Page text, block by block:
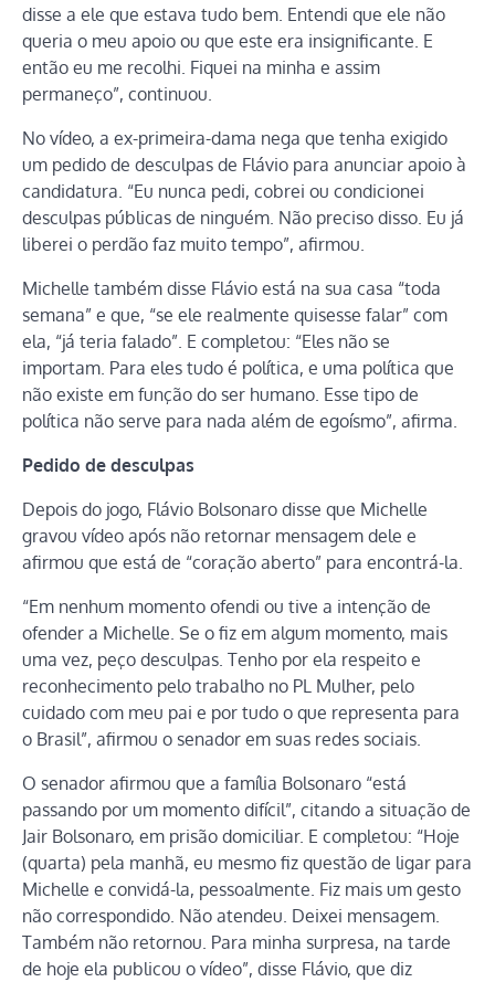
disse a ele que estava tudo bem. Entendi que ele não
queria o meu apoio ou que este era insignificante. E
então eu me recolhi. Fiquei na minha e assim
permaneço”, continuou.
No vídeo, a ex-primeira-dama nega que tenha exigido
um pedido de desculpas de Flávio para anunciar apoio à
candidatura. “Eu nunca pedi, cobrei ou condicionei
desculpas públicas de ninguém. Não preciso disso. Eu já
liberei o perdão faz muito tempo”, afirmou.
Michelle também disse Flávio está na sua casa “toda
semana” e que, “se ele realmente quisesse falar” com
ela, “já teria falado”. E completou: “Eles não se
importam. Para eles tudo é política, e uma política que
não existe em função do ser humano. Esse tipo de
política não serve para nada além de egoísmo”, afirma.
Pedido de desculpas
Depois do jogo, Flávio Bolsonaro disse que Michelle
gravou vídeo após não retornar mensagem dele e
afirmou que está de “coração aberto” para encontrá-la.
“Em nenhum momento ofendi ou tive a intenção de
ofender a Michelle. Se o fiz em algum momento, mais
uma vez, peço desculpas. Tenho por ela respeito e
reconhecimento pelo trabalho no PL Mulher, pelo
cuidado com meu pai e por tudo o que representa para
o Brasil”, afirmou o senador em suas redes sociais.
O senador afirmou que a família Bolsonaro “está
passando por um momento difícil”, citando a situação de
Jair Bolsonaro, em prisão domiciliar. E completou: “Hoje
(quarta) pela manhã, eu mesmo fiz questão de ligar para
Michelle e convidá-la, pessoalmente. Fiz mais um gesto
não correspondido. Não atendeu. Deixei mensagem.
Também não retornou. Para minha surpresa, na tarde
de hoje ela publicou o vídeo”, disse Flávio, que diz